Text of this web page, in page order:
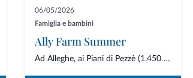
06/05/2026
Famiglia e bambini
Ally Farm Summer
Ad Alleghe, ai Piani di Pezzè (1.450 m), proprio davanti alla rinnovata Grande Baita...